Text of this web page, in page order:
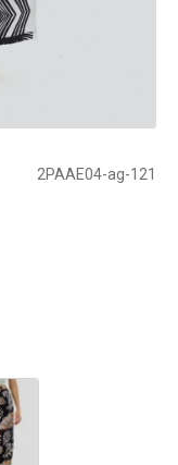
2PAAE04-ag-121